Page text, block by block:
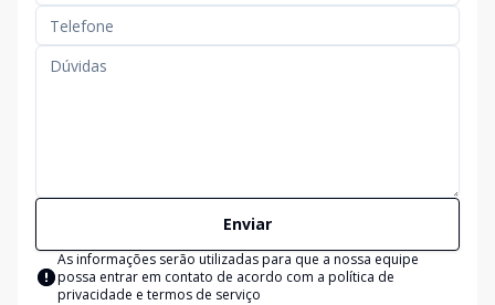
Enviar
As informações serão utilizadas para que a nossa equipe
possa entrar em contato de acordo com a política de
privacidade e termos de serviço